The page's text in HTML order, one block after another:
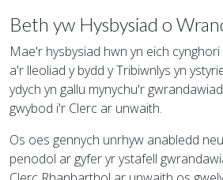
Beth yw Hysbysiad o
Mae'r hysbysiad hwn yn eich
a'r lleoliad y bydd y Tribiwnlys yn
ydych yn gallu mynychu'r
gwybod i'r Clerc ar unwaith.
Os oes gennych unrhyw anabledd
penodol ar gyfer yr ystafell